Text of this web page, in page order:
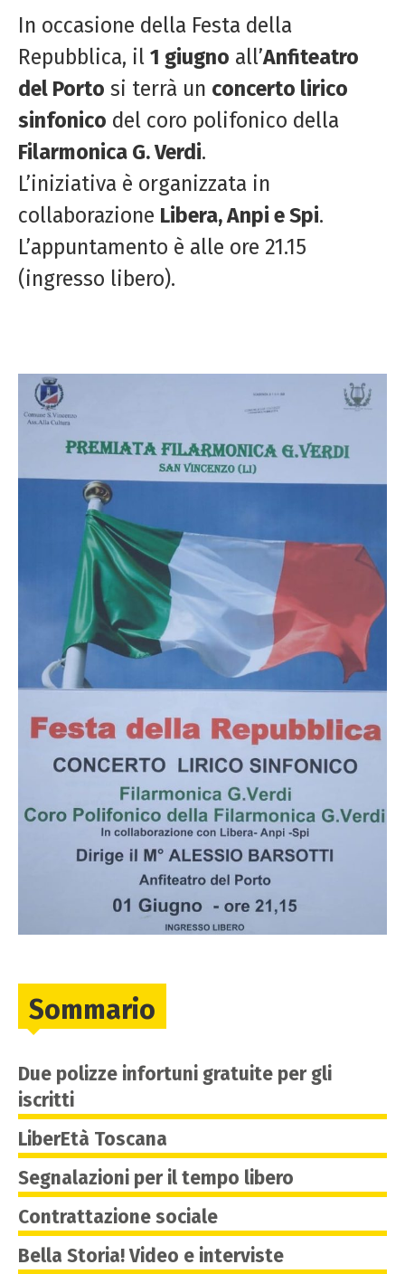
In occasione della Festa della
Repubblica, il 1 giugno all’Anfiteatro
del Porto si terrà un concerto lirico
sinfonico del coro polifonico della
Filarmonica G. Verdi.
L’iniziativa è organizzata in
collaborazione Libera, Anpi e Spi.
L’appuntamento è alle ore 21.15
(ingresso libero).
Sommario
Due polizze infortuni gratuite per gli
iscritti
LiberEtà Toscana
Segnalazioni per il tempo libero
Contrattazione sociale
Bella Storia! Video e interviste